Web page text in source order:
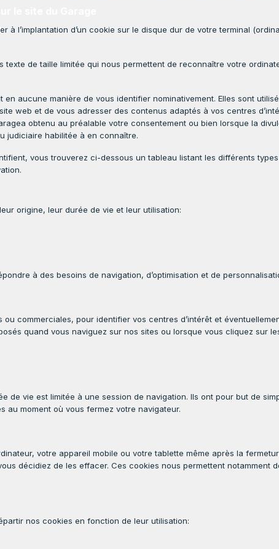
à l’implantation d’un cookie sur le disque dur de votre terminal
de taille limitée qui nous permettent de reconnaître votre
aucune manière de vous identifier nominativement. Elles sont
web et de vous adresser des contenus adaptés à vos centres
obtenu au préalable votre consentement ou bien lorsque la
judiciaire habilitée à en connaître.
vous trouverez ci-dessous un tableau listant les différents
origine, leur durée de vie et leur utilisation:
à des besoins de navigation, d’optimisation et de
commerciales, pour identifier vos centres d’intérêt et
quand vous naviguez sur nos sites ou lorsque vous cliquez sur
de vie est limitée à une session de navigation. Ils ont pour but de
au moment où vous fermez votre navigateur.
votre appareil mobile ou votre tablette même après la
décidiez de les effacer. Ces cookies nous permettent notamment
nos cookies en fonction de leur utilisation: